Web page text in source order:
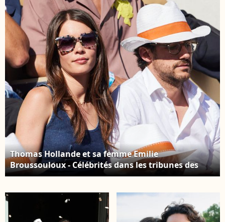
France, le 27 mai 2017.
Photo par Aurore
Marechal/Abaca
Thomas Hollande et sa femme Emilie
Broussouloux - Célébrités dans les tribunes des
Internationaux de France de tennis de Roland
Moreau/Bestimage